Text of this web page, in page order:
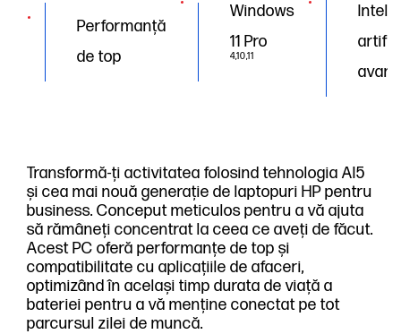
Performanță
de top
Windows
11 Pro
4,10,11
Transformă-ți activitatea folosind tehnologia AI5
și cea mai nouă generație de laptopuri HP pentru
business. Conceput meticulos pentru a vă ajuta
să rămâneți concentrat la ceea ce aveți de făcut.
Acest PC oferă performanțe de top și
compatibilitate cu aplicațiile de afaceri,
optimizând în același timp durata de viață a
bateriei pentru a vă menține conectat pe tot
parcursul zilei de muncă.